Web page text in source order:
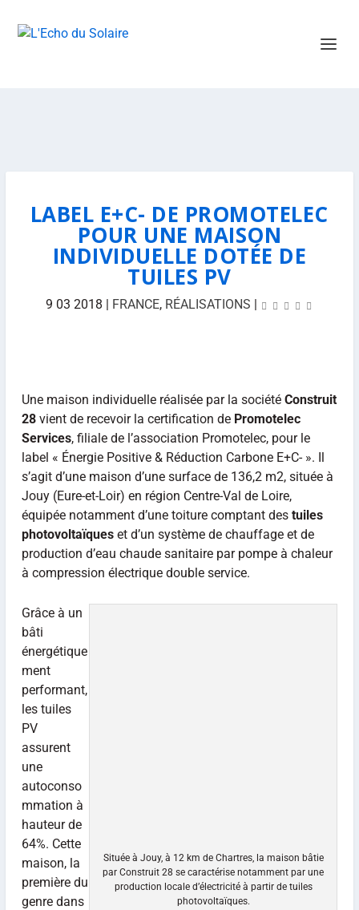
LABEL E+C- DE PROMOTELEC
POUR UNE MAISON
INDIVIDUELLE DOTÉE DE
TUILES PV
9 03 2018 | FRANCE, RÉALISATIONS |
Une maison individuelle réalisée par la société Construit
28vient de recevoir la certification de Promotelec
Services, filiale de l’association Promotelec, pour le
label « Énergie Positive & Réduction Carbone E+C- ». Il
s’agit d’une maison d’une surface de 136,2 m2, située à
Jouy (Eure-et-Loir) en région Centre-Val de Loire,
équipée notamment d’une toiture comptant des tuiles
photovoltaïqueset d’un système de chauffage et de
production d’eau chaude sanitaire par pompe à chaleur
à compression électrique double service.
Située à Jouy, à 12 km de Chartres, la maison bâtie
par Construit 28 se caractérise notamment par une
production locale d’électricité à partir de tuiles
photovoltaïques.
Grâce à un
bâti
énergétique
ment
performant,
les tuiles
PV
assurent
une
autoconso
mmation à
hauteur de
64%. Cette
maison, la
première du
genre dans